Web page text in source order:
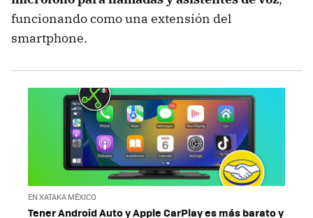
funcionando como una extensión del
smartphone.
EN XATAKA MÉXICO
Tener Android Auto y Apple CarPlay es más barato y